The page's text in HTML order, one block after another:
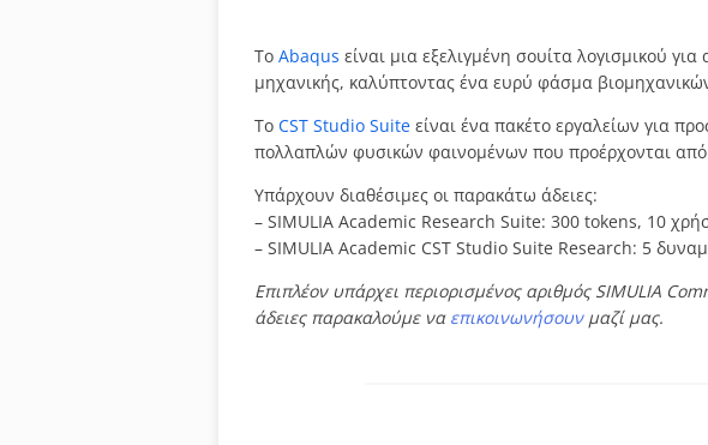
Το Abaqus είναι μια εξελιγμένη σουίτα λογισμικού
μηχανικής, καλύπτοντας ένα ευρύ φάσμα
Το CST Studio Suite είναι ένα πακέτο εργαλείων για
πολλαπλών φυσικών φαινομένων που προέρχονται από
Υπάρχουν διαθέσιμες οι παρακάτω άδειες:
– SIMULIA Academic Research Suite: 300 tokens, 10
– SIMULIA Academic CST Studio Suite Research: 5
Επιπλέον υπάρχει περιορισμένος αριθμός SIMULIA
άδειες παρακαλούμε να επικοινωνήσουνμαζί μας.